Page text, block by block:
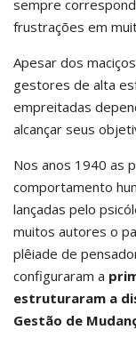
sempre
frustrações em
Apesar dos
gestores de alta
empreitadas
alcançar seus
Nos anos 1940 as
comportamento
lançadas pelo
muitos autores o
plêiade de
configuraram a
estruturaram a
Gestão de